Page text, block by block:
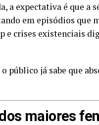
a expectativa é que a
em episódios que
crises existenciais
público já sabe que
maiores